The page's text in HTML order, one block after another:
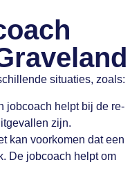
situaties, zoals:
jobcoach helpt bij de re-
zijn.
kan voorkomen dat een
De jobcoach helpt om